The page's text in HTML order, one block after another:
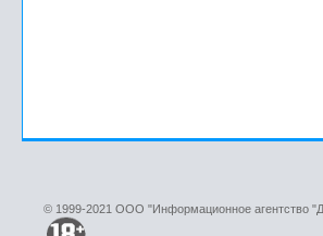
© 1999-2021 ООО "Информационное агентство